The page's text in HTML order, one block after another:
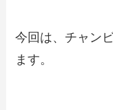
今回は、チャン
ます。